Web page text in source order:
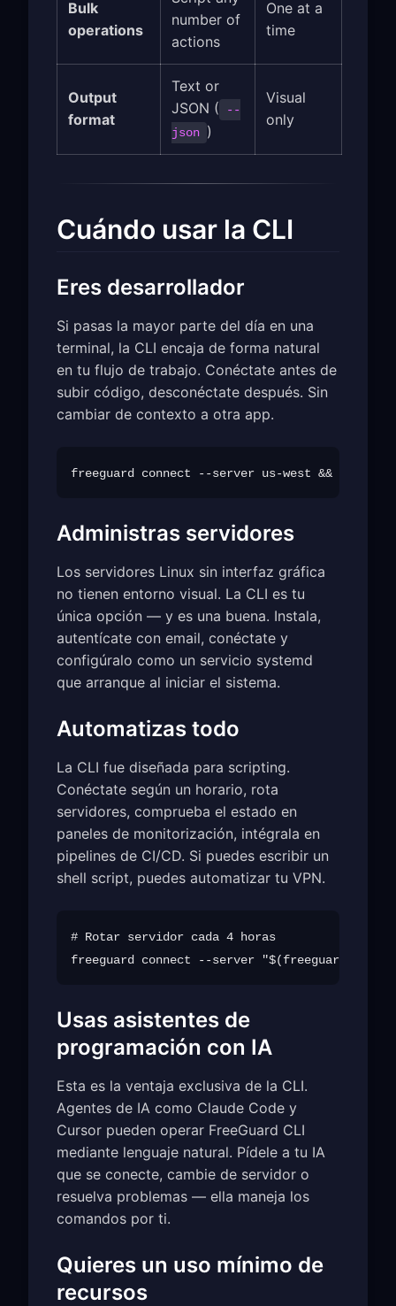
Bulk
operations
number of
actions
One at a
time
Output
format
Text or
JSON (
--
json )
Visual
only
Cuándo usar la CLI
Eres desarrollador
Si pasas la mayor parte del día en una
terminal, la CLI encaja de forma natural
en tu flujo de trabajo. Conéctate antes de
subir código, desconéctate después. Sin
cambiar de contexto a otra app.
Administras servidores
Los servidores Linux sin interfaz gráfica
no tienen entorno visual. La CLI es tu
única opción — y es una buena. Instala,
autentícate con email, conéctate y
configúralo como un servicio systemd
que arranque al iniciar el sistema.
Automatizas todo
La CLI fue diseñada para scripting.
Conéctate según un horario, rota
servidores, comprueba el estado en
paneles de monitorización, intégrala en
pipelines de CI/CD. Si puedes escribir un
shell script, puedes automatizar tu VPN.
# Rotar servidor cada 4 horas
Usas asistentes de
programación con IA
Esta es la ventaja exclusiva de la CLI.
Agentes de IA como Claude Code y
Cursor pueden operar FreeGuard CLI
mediante lenguaje natural. Pídele a tu IA
que se conecte, cambie de servidor o
resuelva problemas — ella maneja los
comandos por ti.
Quieres un uso mínimo de
recursos